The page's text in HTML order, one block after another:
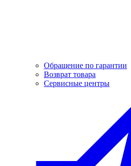
Обращение по гарантии
Возврат товара
Сервисные центры